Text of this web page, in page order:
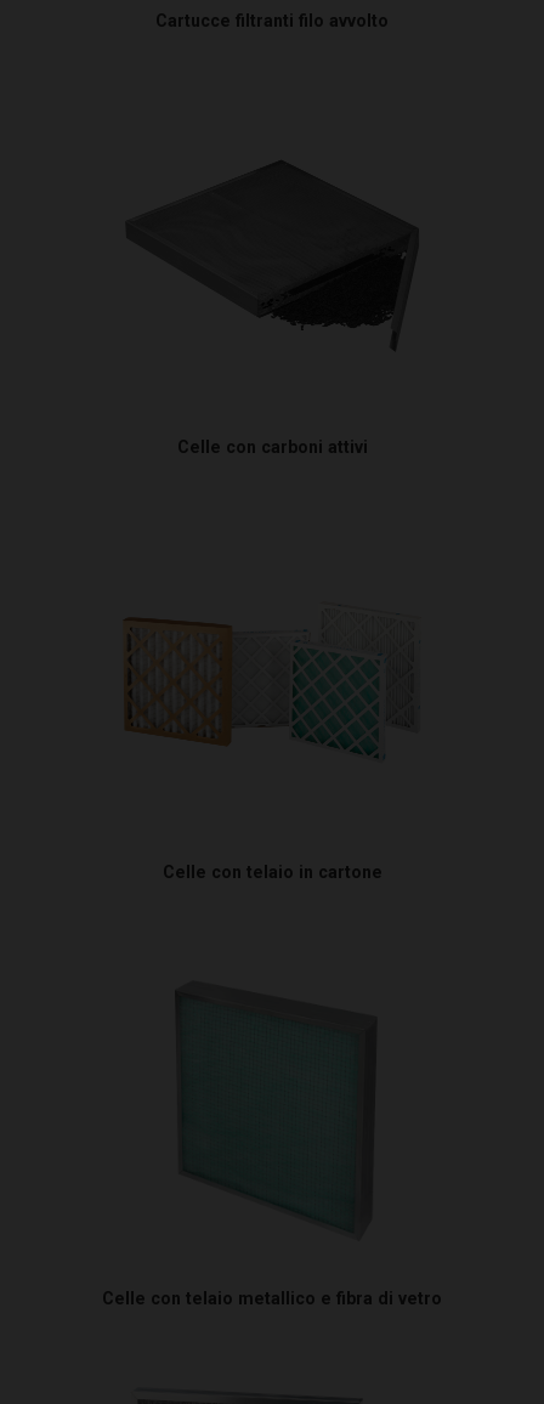
Cartucce filtranti filo avvolto
Celle con carboni attivi
Celle con telaio in cartone
Celle con telaio metallico e fibra di vetro